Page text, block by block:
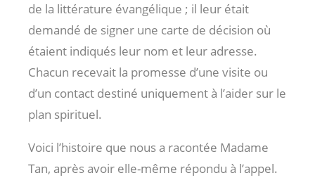
de la littérature évangélique ; il leur était
demandé de signer une carte de décision où
étaient indiqués leur nom et leur adresse.
Chacun recevait la promesse d’une visite ou
d’un contact destiné uniquement à l’aider sur le
plan spirituel.
Voici l’histoire que nous a racontée Madame
Tan, après avoir elle-même répondu à l’appel.